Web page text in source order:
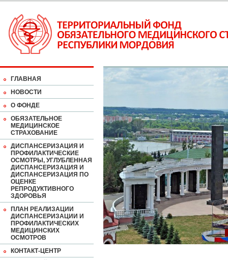
ГЛАВНАЯ
НОВОСТИ
О ФОНДЕ
ОБЯЗАТЕЛЬНОЕ
МЕДИЦИНСКОЕ
СТРАХОВАНИЕ
ДИСПАНСЕРИЗАЦИЯ И
ПРОФИЛАКТИЧЕСКИЕ
ОСМОТРЫ, УГЛУБЛЕННАЯ
ДИСПАНСЕРИЗАЦИЯ И
ДИСПАНСЕРИЗАЦИЯ ПО
ОЦЕНКЕ
РЕПРОДУКТИВНОГО
ЗДОРОВЬЯ
ПЛАН РЕАЛИЗАЦИИ
ДИСПАНСЕРИЗАЦИИ И
ПРОФИЛАКТИЧЕСКИХ
МЕДИЦИНСКИХ
ОСМОТРОВ
КОНТАКТ-ЦЕНТР